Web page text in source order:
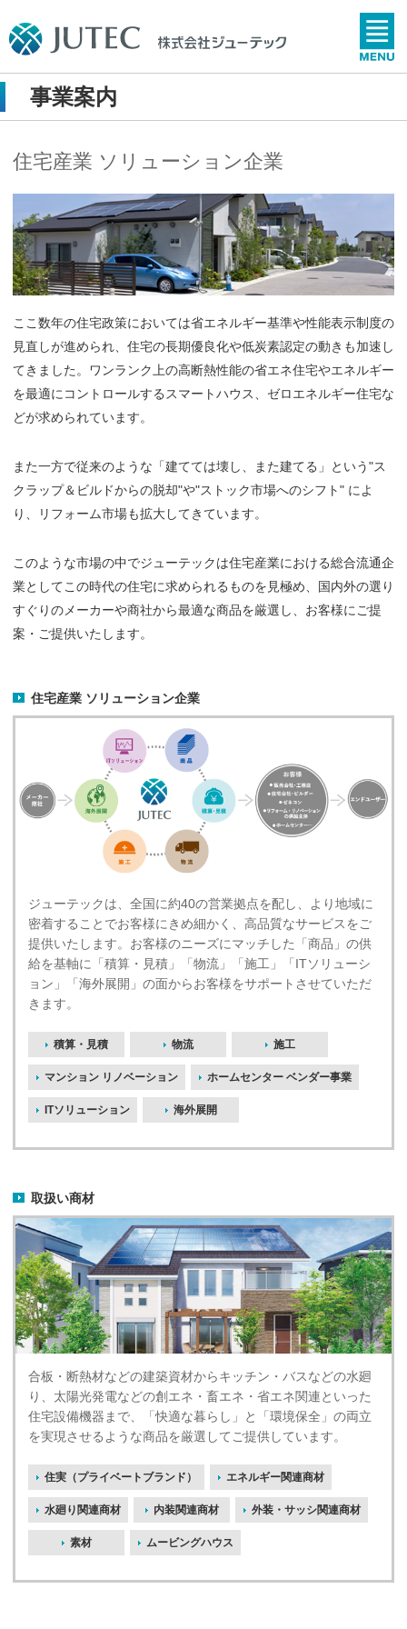
事業案内
住宅産業 ソリューション企業
ここ数年の住宅政策においては省エネルギー基準や性能表示制度の
見直しが進められ、住宅の長期優良化や低炭素認定の動きも加速し
てきました。ワンランク上の高断熱性能の省エネ住宅やエネルギー
を最適にコントロールするスマートハウス、ゼロエネルギー住宅な
どが求められています。
また一方で従来のような「建てては壊し、また建てる」という"ス
クラップ＆ビルドからの脱却"や"ストック市場へのシフト" によ
り、リフォーム市場も拡大してきています。
このような市場の中でジューテックは住宅産業における総合流通企
業としてこの時代の住宅に求められるものを見極め、国内外の選り
すぐりのメーカーや商社から最適な商品を厳選し、お客様にご提
案・ご提供いたします。
住宅産業 ソリューション企業
ジューテックは、全国に約40の営業拠点を配し、より地域に
密着することでお客様にきめ細かく、高品質なサービスをご
提供いたします。お客様のニーズにマッチした「商品」の供
給を基軸に「積算・見積」「物流」「施工」「ITソリューシ
ョン」「海外展開」の面からお客様をサポートさせていただ
きます。
積算・見積 物流 施工
マンション リノベーション ホームセンター ベンダー事業
ITソリューション 海外展開
取扱い商材
合板・断熱材などの建築資材からキッチン・バスなどの水廻
り、太陽光発電などの創エネ・畜エネ・省エネ関連といった
住宅設備機器まで、「快適な暮らし」と「環境保全」の両立
を実現させるような商品を厳選してご提供しています。
住実（プライベートブランド） エネルギー関連商材
水廻り関連商材 内装関連商材 外装・サッシ関連商材
素材 ムービングハウス